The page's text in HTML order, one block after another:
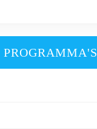
PROGRAMMA'S